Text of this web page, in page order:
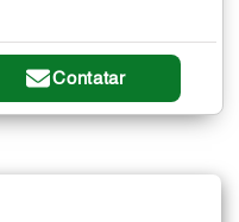
Contatar